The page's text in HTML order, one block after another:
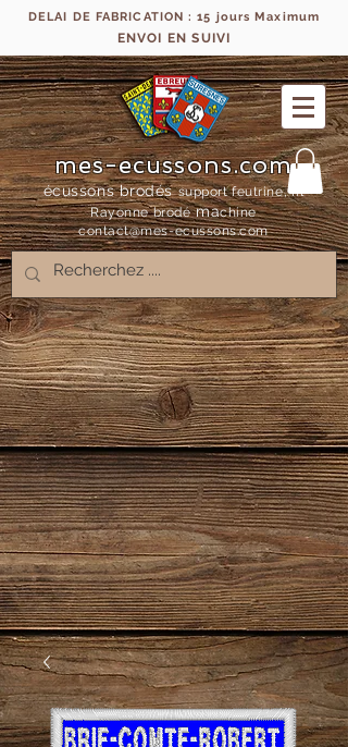
DELAI DE FABRICATION : 15 jours Maximum
ENVOI EN SUIVI
mes-ecussons.com
écussons brodés support feutrine, fil
Rayonne brodémachine
contact@mes-ecussons.com